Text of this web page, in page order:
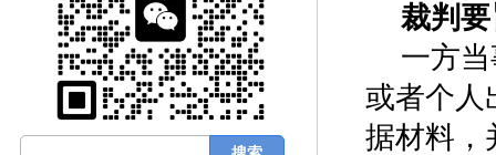
裁判
一方
或者个人
据材料，